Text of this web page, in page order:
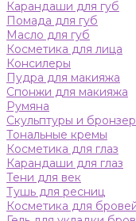
Карандаши для губ
Помада для губ
Масло для губ
Косметика для лица
Консилеры
Пудра для макияжа
Спонжи для макияжа
Румяна
Скульптуры и
Тональные кремы
Косметика для глаз
Карандаши для глаз
Тени для век
Тушь для ресниц
Косметика для